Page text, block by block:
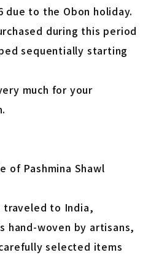
due to the Obon holiday.
during this period
sequentially starting
much for your
of Pashmina Shawl
traveled to India,
hand-woven by artisans,
selected items